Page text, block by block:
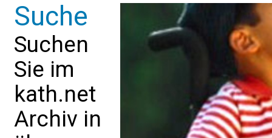
Suche
Suchen
Sie im
kath.net
Archiv in